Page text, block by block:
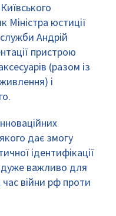
Міністра юстиції
Андрій
пристрою
(разом із
і
дає змогу
ідентифікації
важливо для
час війни рф проти